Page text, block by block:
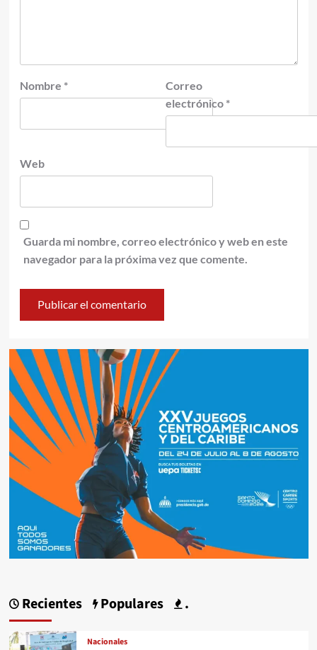
Nombre *
Correo
electrónico *
Web
Guarda mi nombre, correo electrónico y web en este
navegador para la próxima vez que comente.
Recientes Populares .
Nacionales